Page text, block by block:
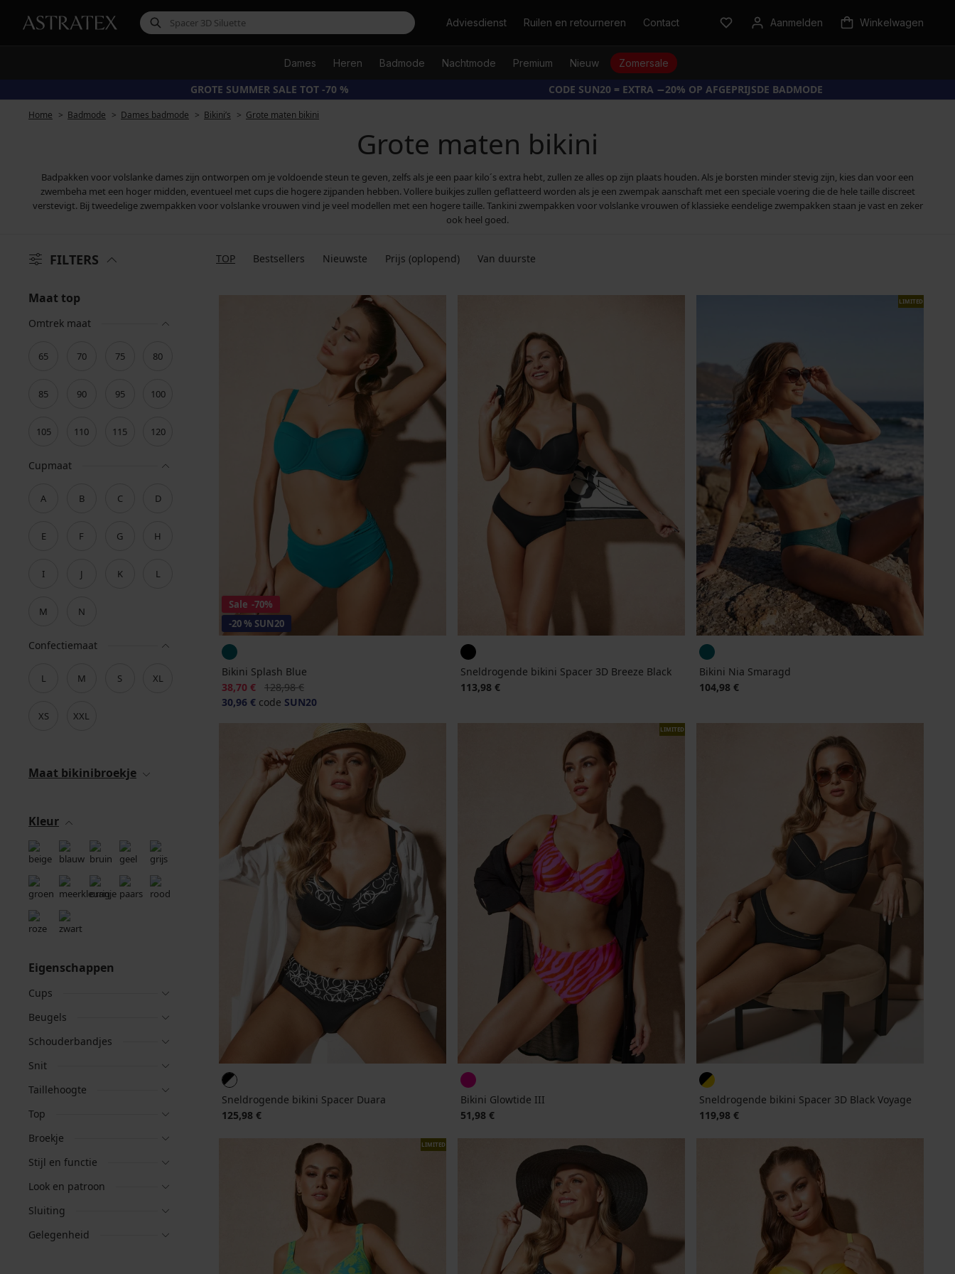
ZoekenAdviesdienst Ruilen en retourneren Contact Aanmelden Winkelwagen
Dames Heren Badmode Nachtmode Premium Nieuw Zomersale
GROTE SUMMER SALE TOT -70 % CODE SUN20 = EXTRA −20% OP AFGEPRIJSDE BADMODE
Home Badmode Dames badmode Bikini’s Grote maten bikini
Grote maten bikini
Badpakken voor volslanke dames zijn ontworpen om je voldoende steun te geven, zelfs als je een paar kilo´s extra hebt, zullen ze alles op zijn plaats houden. Als je borsten minder stevig zijn, kies dan voor een
zwembeha met een hoger midden, eventueel met cups die hogere zijpanden hebben. Vollere buikjes zullen geflatteerd worden als je een zwempak aanschaft met een speciale voering die de hele taille discreet
verstevigt. Bij tweedelige zwempakken voor volslanke vrouwen vind je veel modellen met een hogere taille. Tankini zwempakken voor volslanke vrouwen of klassieke eendelige zwempakken staan je vast en zeker
ook heel goed.
FILTERS TOP Bestsellers Nieuwste Prijs (oplopend) Van duurste
Maat top
Omtrek maat
65 70 75 80
85 90 95 100
105 110 115 120
Cupmaat
A B C D
E F G H
I J K L
M N
Confectiemaat
L M S XL
XS XXL
Maat bikinibroekje
Kleur
Eigenschappen
Cups
Beugels
Schouderbandjes
Snit
Taillehoogte
Top
Broekje
Stijl en functie
Look en patroon
Sluiting
Gelegenheid
Sale -70%
-20 % SUN20
Bikini Splash Blue
Korting
38,70 € Oorspronkelijke prijs
128,98 €
30,96 € code SUN20
Sneldrogende bikini Spacer 3D Breeze Black
113,98 €
LIMITED
Bikini Nia Smaragd
104,98 €
Sneldrogende bikini Spacer Duara
125,98 €
LIMITED
Bikini Glowtide III
51,98 €
Sneldrogende bikini Spacer 3D Black Voyage
119,98 €
LIMITED